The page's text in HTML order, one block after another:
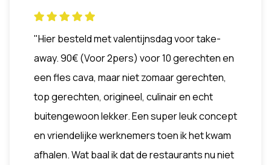
"Hier besteld met valentijnsdag voor take-
away. 90€ (Voor 2pers) voor 10 gerechten en
een fles cava, maar niet zomaar gerechten,
top gerechten, origineel, culinair en echt
buitengewoon lekker. Een super leuk concept
en vriendelijke werknemers toen ik het kwam
afhalen. Wat baal ik dat de restaurants nu niet